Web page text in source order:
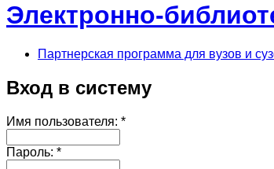
Электронно-
Партнерская программа для вузов и
Вход в систему
Имя пользователя: *
Пароль: *